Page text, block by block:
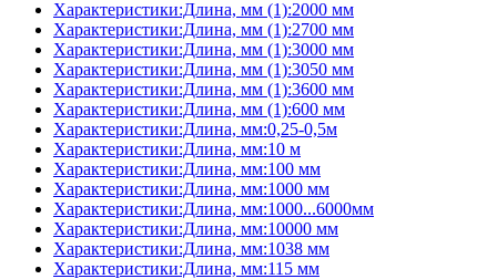
Характеристики:Длина, мм (1):2000 мм
Характеристики:Длина, мм (1):2700 мм
Характеристики:Длина, мм (1):3000 мм
Характеристики:Длина, мм (1):3050 мм
Характеристики:Длина, мм (1):3600 мм
Характеристики:Длина, мм (1):600 мм
Характеристики:Длина, мм:0,25-0,5м
Характеристики:Длина, мм:10 м
Характеристики:Длина, мм:100 мм
Характеристики:Длина, мм:1000 мм
Характеристики:Длина, мм:1000...6000мм
Характеристики:Длина, мм:10000 мм
Характеристики:Длина, мм:1038 мм
Характеристики:Длина, мм:115 мм